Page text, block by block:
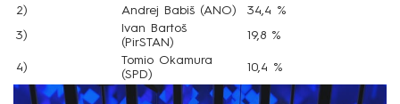
2)
Andrej Babiš (ANO)
34,4 %
3)
Ivan Bartoš
(PirSTAN)
19,8 %
4)
Tomio Okamura
(SPD)
10,4 %